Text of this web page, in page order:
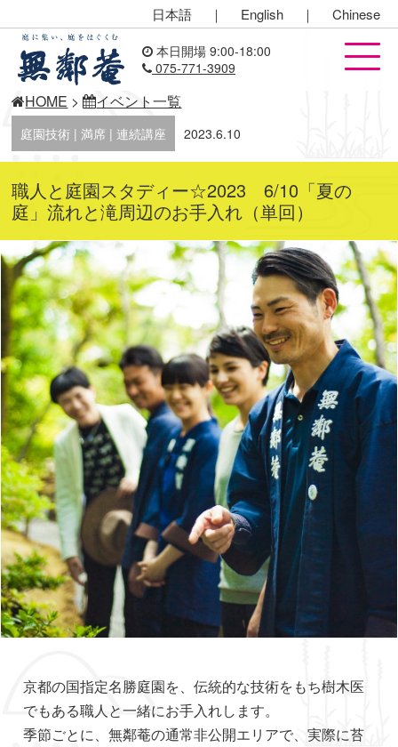
日本語 ｜ English ｜ Chinese
本日開場 9:00-18:00
075-771-3909
HOME > イベント一覧
庭園技術 | 満席 | 連続講座 2023.6.10
職人と庭園スタディー☆2023 6/10「夏の
庭」流れと滝周辺のお手入れ（単回）
京都の国指定名勝庭園を、伝統的な技術をもち樹木医
でもある職人と一緒にお手入れします。
季節ごとに、無鄰菴の通常非公開エリアで、実際に苔